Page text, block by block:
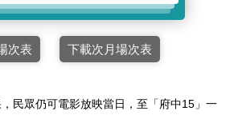
次表 下載次月場次表
民眾仍可電影放映當日，至「府中15」一